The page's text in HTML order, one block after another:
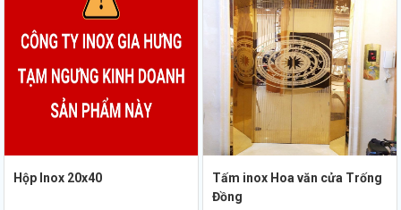
Hộp Inox 20x40
Tấm inox Hoa văn cửa Trống
Đồng